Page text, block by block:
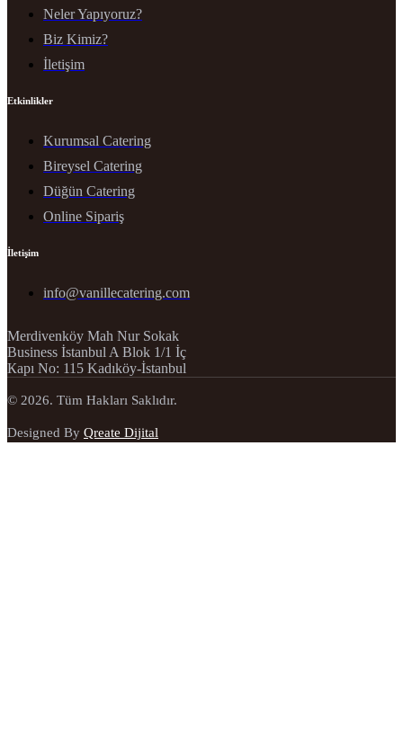
Neler Yapıyoruz?
Biz Kimiz?
İletişim
Etkinlikler
Kurumsal Catering
Bireysel Catering
Düğün Catering
Online Sipariş
İletişim
info@vanillecatering.com
Merdivenköy Mah Nur Sokak
Business İstanbul A Blok 1/1 İç
Карı No: 115 Kadıköy-İstanbul
© 2026. Tüm Hakları Saklıdır.
Designed By Qreate Dijital